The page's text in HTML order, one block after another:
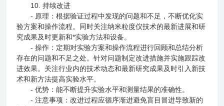
10. 持续改进
- 原理：根据验证过程中发现的问题和不足，不断优化实
验方案和操作流程。同时关注纳米粒度仪技术的最新进展和研
究成果及时更新和*实验方法和设备。
- 操作：定期对实验方案和操作流程进行回顾和总结分析
存在的问题和不足之处。针对问题制定改进措施并实施跟踪改
进效果。关注行业内的技术动态和最新研究成果及时引入新技
术和新方法提高实验水平。
- 优势：能不断提升实验水平和测量结果的准确性。
- 注意事项：改进过程应循序渐进避免盲目冒进导致新的